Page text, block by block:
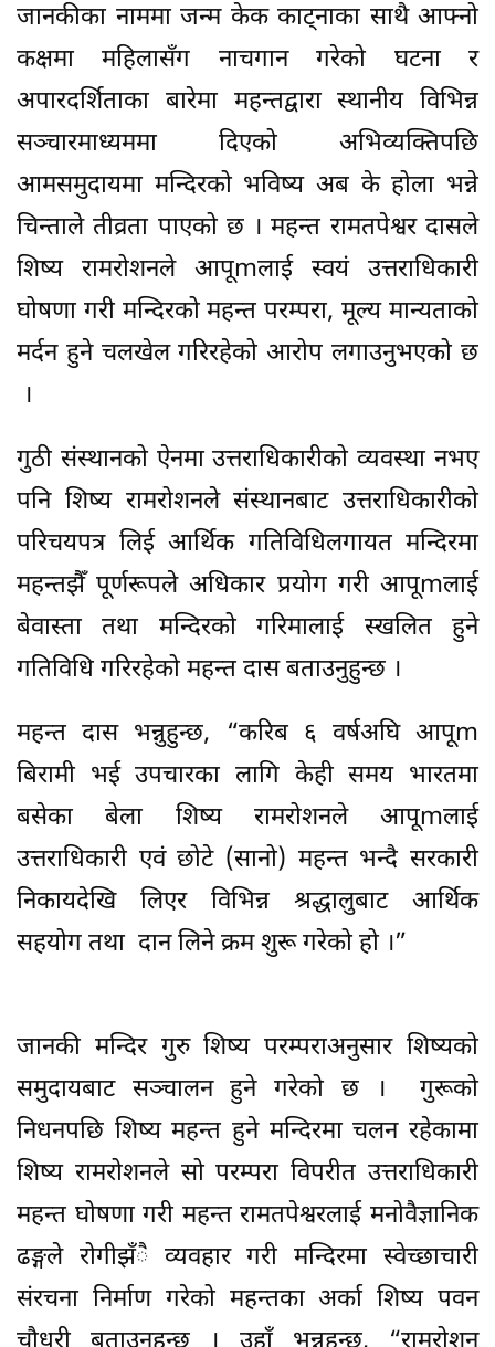
जानकीका नाममा जन्म केक काट्नाका साथै आफ्नो
कक्षमा महिलासँग नाचगान गरेको घटना र
अपारदर्शिताका बारेमा महन्तद्वारा स्थानीय विभिन्न
सञ्चारमाध्यममा दिएको अभिव्यक्तिपछि
आमसमुदायमा मन्दिरको भविष्य अब के होला भन्ने
चिन्ताले तीव्रता पाएको छ । महन्त रामतपेश्वर दासले
शिष्य रामरोशनले आपूmलाई स्वयं उत्तराधिकारी
घोषणा गरी मन्दिरको महन्त परम्परा, मूल्य मान्यताको
मर्दन हुने चलखेल गरिरहेको आरोप लगाउनुभएको छ
।
गुठी संस्थानको ऐनमा उत्तराधिकारीको व्यवस्था नभए
पनि शिष्य रामरोशनले संस्थानबाट उत्तराधिकारीको
परिचयपत्र लिई आर्थिक गतिविधिलगायत मन्दिरमा
महन्तझैँ पूर्णरूपले अधिकार प्रयोग गरी आपूmलाई
बेवास्ता तथा मन्दिरको गरिमालाई स्खलित हुने
गतिविधि गरिरहेको महन्त दास बताउनुहुन्छ ।
महन्त दास भन्नुहुन्छ, “करिब ६ वर्षअघि आपूm
बिरामी भई उपचारका लागि केही समय भारतमा
बसेका बेला शिष्य रामरोशनले आपूmलाई
उत्तराधिकारी एवं छोटे (सानो) महन्त भन्दै सरकारी
निकायदेखि लिएर विभिन्न श्रद्धालुबाट आर्थिक
सहयोग तथा दान लिने क्रम शुरू गरेको हो ।”
जानकी मन्दिर गुरु शिष्य परम्पराअनुसार शिष्यको
समुदायबाट सञ्चालन हुने गरेको छ । गुरूको
निधनपछि शिष्य महन्त हुने मन्दिरमा चलन रहेकामा
शिष्य रामरोशनले सो परम्परा विपरीत उत्तराधिकारी
महन्त घोषणा गरी महन्त रामतपेश्वरलाई मनोवैज्ञानिक
ढङ्गले रोगीझँै व्यवहार गरी मन्दिरमा स्वेच्छाचारी
संरचना निर्माण गरेको महन्तका अर्का शिष्य पवन